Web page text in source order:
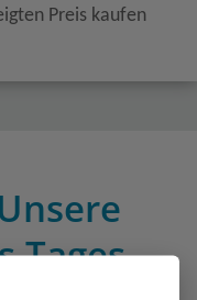
Preis kaufen
Tages